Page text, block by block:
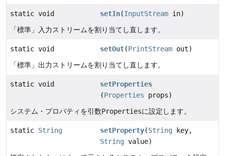
static void setIn(InputStream in)
「標準」入力ストリームを割り当てし直します。
static void setOut(PrintStream out)
「標準」出力ストリームを割り当てし直します。
static void
setProperties
(Properties props)
システム・プロパティを引数Propertiesに設定します。
static String setProperty(String key,
String value)